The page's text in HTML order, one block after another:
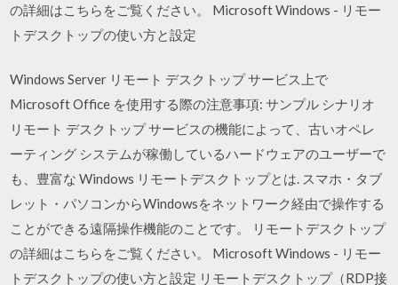
の詳細はこちらをご覧ください。 Microsoft Windows - リモー
トデスクトップの使い方と設定
Windows Server リモート デスクトップ サービス上で
Microsoft Office を使用する際の注意事項: サンプル シナリオ
リモート デスクトップ サービスの機能によって、古いオペレ
ーティング システムが稼働しているハードウェアのユーザーで
も、豊富な Windows リモートデスクトップとは. スマホ・タブ
レット・パソコンからWindowsをネットワーク経由で操作する
ことができる遠隔操作機能のことです。 リモートデスクトップ
の詳細はこちらをご覧ください。 Microsoft Windows - リモー
トデスクトップの使い方と設定 リモートデスクトップ（RDP接